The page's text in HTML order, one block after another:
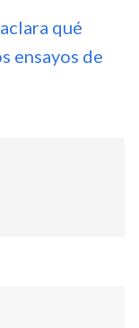
qué
ensayos de